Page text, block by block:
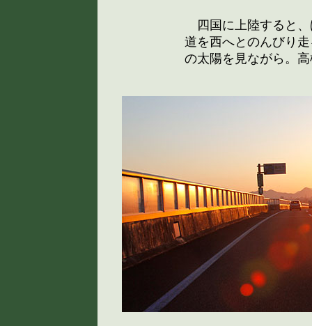
四国に上陸すると、
道を西へとのんびり
の太陽を見ながら。